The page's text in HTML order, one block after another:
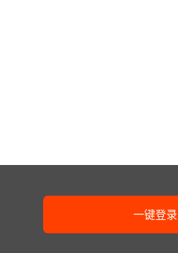
一键登录